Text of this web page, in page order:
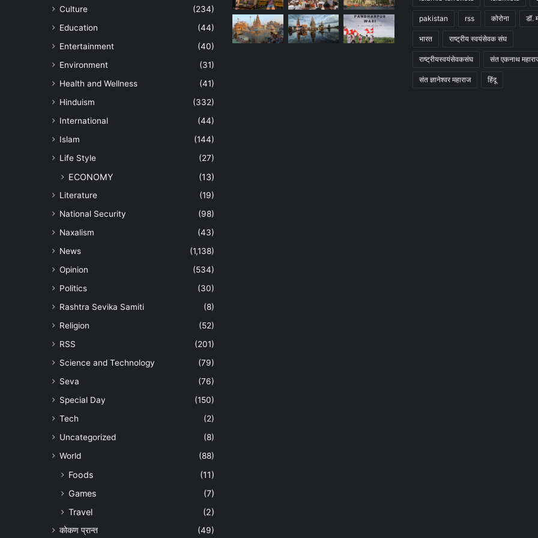
Culture
(234)
Education
(44)
Entertainment
(40)
Environment
(31)
Health and Wellness
(41)
Hinduism
(332)
International
(44)
Islam
(144)
Life Style
(27)
ECONOMY (13)
Literature
(19)
National Security
(98)
Naxalism
(43)
News
(1,138)
Opinion
(534)
Politics
(30)
Rashtra Sevika Samiti
(8)
Religion
(52)
RSS
(201)
Science and Technology
(79)
Seva
(76)
Special Day
(150)
Tech
(2)
Uncategorized
(8)
World
(88)
Foods
(11)
Games
(7)
Travel
(2)
कोकण प्रान्त (49)
pakistan rss कोरोना डॉ.
भारत राष्ट्रीय स्वयंसेवक संघ
राष्ट्रीयस्वयंसेवकसंघ संत एकनाथ
संत ज्ञानेश्वर महाराज हिंदू